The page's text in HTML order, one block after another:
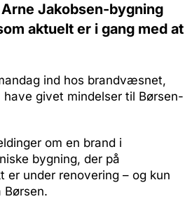
Jakobsen-bygning
aktuelt er i gang med at
ind hos brandvæsnet,
givet mindelser til Børsen-
om en brand i
bygning, der på
under renovering – og kun
Børsen.